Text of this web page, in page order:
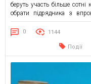
беруть участь більше
обрати підрядника з
автоматизації більш
CRM-інтеграторів України
0 1144
Події